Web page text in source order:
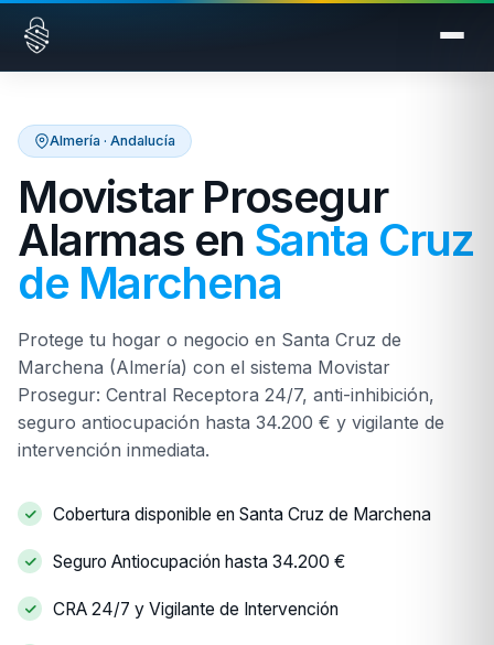
Saltar al contenido
Almería · Andalucía
Movistar Prosegur
Alarmas en Santa Cruz
de Marchena
Protege tu hogar o negocio en Santa Cruz de
Marchena (Almería) con el sistema Movistar
Prosegur: Central Receptora 24/7, anti-inhibición,
seguro antiocupación hasta 34.200 € y vigilante de
intervención inmediata.
Cobertura disponible en Santa Cruz de Marchena
Seguro Antiocupación hasta 34.200 €
CRA 24/7 y Vigilante de Intervención